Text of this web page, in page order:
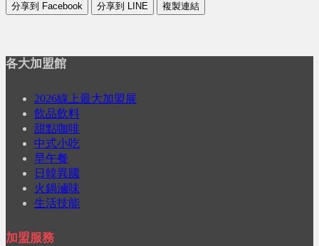
分享到 Facebook 分享到 LINE 複製連結
各大加盟館
2026線上最大加盟展
飲品飲料
甜點咖啡
中式小吃
早午餐
日韓異國
火鍋滷味
生活技能
加盟服務